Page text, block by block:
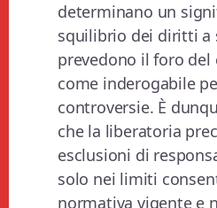
determinano un
squilibrio dei diritti a
prevedono il foro del
come inderogabile
controversie. È
che la liberatoria
esclusioni di
solo nei limiti
normativa vigente e